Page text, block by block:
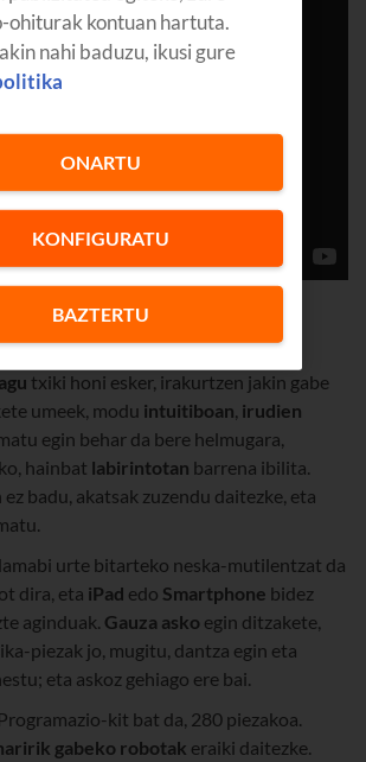
txiki honi esker, irakurtzen jakin gabe
umeek, modu intuitiboan irudien
egin behar da bere helmugara,
hainbat labirintotan barrena ibilita.
badu, akatsak zuzendu daitezke, eta
urte bitarteko neska-mutilentzat da
dira, eta iPad edo Smartphone bidez
aginduak. Gauza asko egin ditzakete,
piezak jo, mugitu, dantza egin eta
eta askoz gehiago ere bai.
Programazio-kit bat da, 280 piezakoa.
gabeko robotak eraiki daitezke.
ohiturak kontuan hartuta.
nahi baduzu, ikusi gure
KONFIGURATU
BAZTERTU
ONARTU